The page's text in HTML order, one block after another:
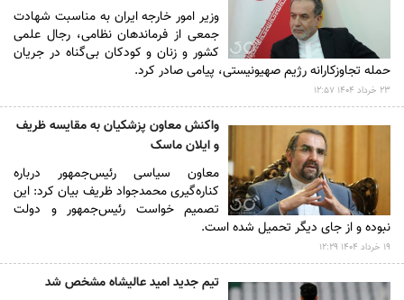
وزیر امور خارجه ایران به مناسبت شهادت
جمعی از فرماندهان نظامی، رجال علمی
کشور و زنان و کودکان بی‌گناه در جریان
حمله تجاوزکارانه رژیم صهیونیستی، پیامی صادر کرد.
۲۳ خرداد ۱۴۰۴ ۱۲:۵۷
واکنش معاون پزشکیان به مقایسه ظریف
و ایلان ماسک
معاون سیاسی رئیس‌جمهور درباره
کناره‌گیری محمدجواد ظریف بیان کرد: این
تصمیم خواست رئیس‌جمهور و دولت
نبوده و از جای دیگر تحمیل شده است.
۱۹ خرداد ۱۴۰۴ ۱۲:۲۹
تیم جدید امید عالیشاه مشخص شد